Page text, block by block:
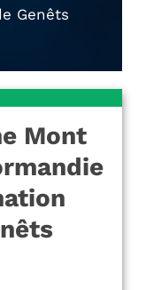
Genêts
Mont